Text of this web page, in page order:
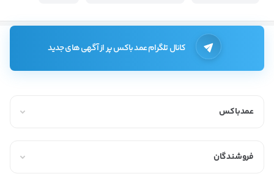
کانال تلگرام عمد باکس پر از آگهی های جدید
عمدباکس
فروشندگان